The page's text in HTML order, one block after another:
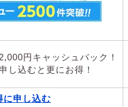
円キャッシュバック！
し込むと更にお得！
に申し込む